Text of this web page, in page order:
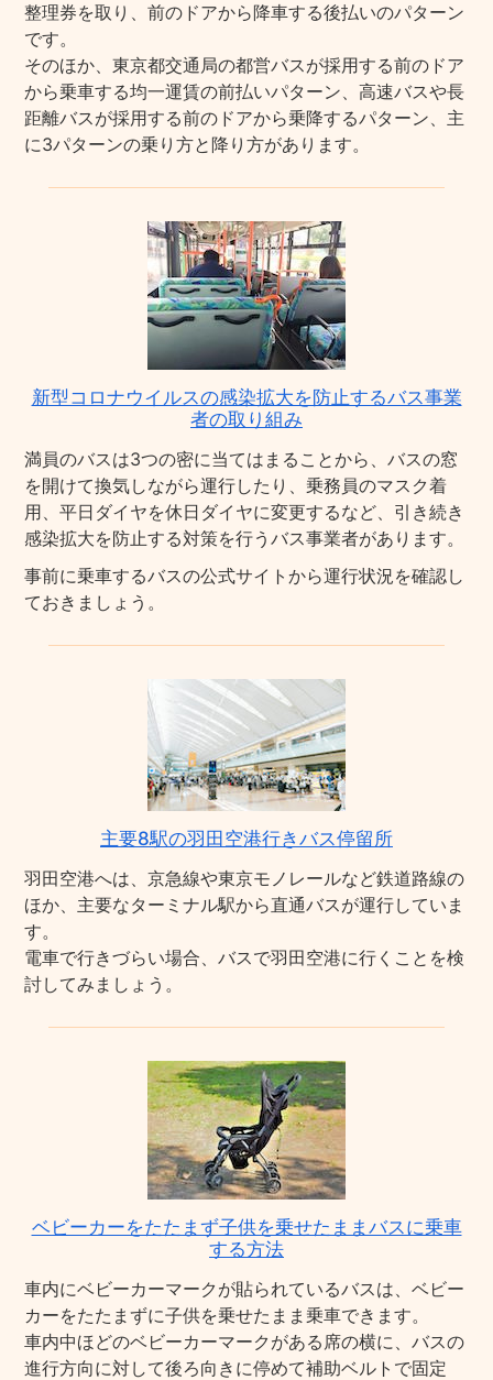
整理券を取り、前のドアから降車する後払いのパターン
です。
そのほか、東京都交通局の都営バスが採用する前のドア
から乗車する均一運賃の前払いパターン、高速バスや長
距離バスが採用する前のドアから乗降するパターン、主
に3パターンの乗り方と降り方があります。
新型コロナウイルスの感染拡大を防止するバス事業
者の取り組み
満員のバスは3つの密に当てはまることから、バスの窓
を開けて換気しながら運行したり、乗務員のマスク着
用、平日ダイヤを休日ダイヤに変更するなど、引き続き
感染拡大を防止する対策を行うバス事業者があります。
事前に乗車するバスの公式サイトから運行状況を確認し
ておきましょう。
主要8駅の羽田空港行きバス停留所
羽田空港へは、京急線や東京モノレールなど鉄道路線の
ほか、主要なターミナル駅から直通バスが運行していま
す。
電車で行きづらい場合、バスで羽田空港に行くことを検
討してみましょう。
ベビーカーをたたまず子供を乗せたままバスに乗車
する方法
車内にベビーカーマークが貼られているバスは、ベビー
カーをたたまずに子供を乗せたまま乗車できます。
車内中ほどのベビーカーマークがある席の横に、バスの
進行方向に対して後ろ向きに停めて補助ベルトで固定